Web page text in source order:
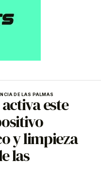
DE LAS PALMASeste
y limpieza
las